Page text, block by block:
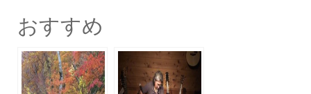
c
e
b
o
itt
er
ai
l
おすすめ